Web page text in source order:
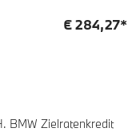
€284,27*
BMW Zielratenkredit